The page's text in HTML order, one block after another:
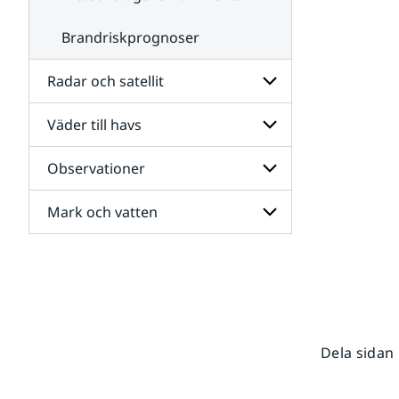
Brandriskprognoser
Radar och satellit
Undersidor
för
Radar
och
satellit
Väder till havs
Undersidor
för
Väder
till
havs
Observationer
Undersidor
för
Mark och vatten
Dela sidan